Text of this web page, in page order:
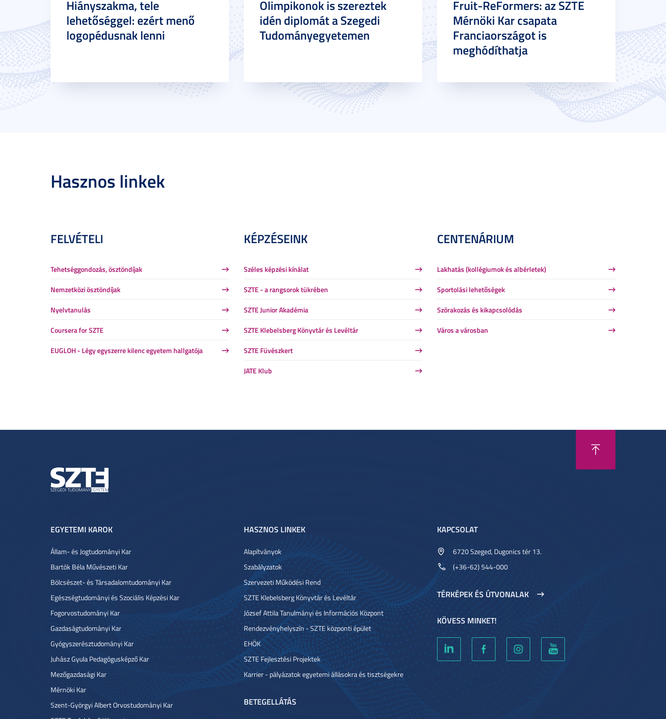
Hiányszakma, tele
lehetőséggel: ezért menő
logopédusnak lenni
Olimpikonok is szereztek
idén diplomát a Szegedi
Tudományegyetemen
Fruit-ReFormers: az SZTE
Mérnöki Kar csapata
Franciaországot is
meghódíthatja
Hasznos linkek
FELVÉTELI
Tehetséggondozás, ösztöndíjak
Nemzetközi ösztöndíjak
Nyelvtanulás
Coursera for SZTE
EUGLOH - Légy egyszerre kilenc egyetem hallgatója
KÉPZÉSEINK
Széles képzési kínálat
SZTE - a rangsorok tükrében
SZTE Junior Akadémia
SZTE Klebelsberg Könyvtár és Levéltár
SZTE Füvészkert
JATE Klub
CENTENÁRIUM
Lakhatás (kollégiumok és albérletek)
Sportolási lehetőségek
Szórakozás és kikapcsolódás
Város a városban
EGYETEMI KAROK
Állam- és Jogtudományi Kar
Bartók Béla Művészeti Kar
Bölcsészet- és Társadalomtudományi Kar
Egészségtudományi és Szociális Képzési Kar
Fogorvostudományi Kar
Gazdaságtudományi Kar
Gyógyszerésztudományi Kar
Juhász Gyula Pedagógusképző Kar
Mezőgazdasági Kar
Mérnöki Kar
Szent-Györgyi Albert Orvostudományi Kar
HASZNOS LINKEK
Alapítványok
Szabályzatok
Szervezeti Működési Rend
SZTE Klebelsberg Könyvtár és Levéltár
József Attila Tanulmányi és Információs Központ
Rendezvényhelyszín - SZTE központi épület
EHÖK
SZTE Fejlesztési Projektek
Karrier - pályázatok egyetemi állásokra és tisztségekre
BETEGELLÁTÁS
KAPCSOLAT
6720 Szeged, Dugonics tér 13.
(+36-62) 544-000
TÉRKÉPEK ÉS ÚTVONALAK
KÖVESS MINKET!